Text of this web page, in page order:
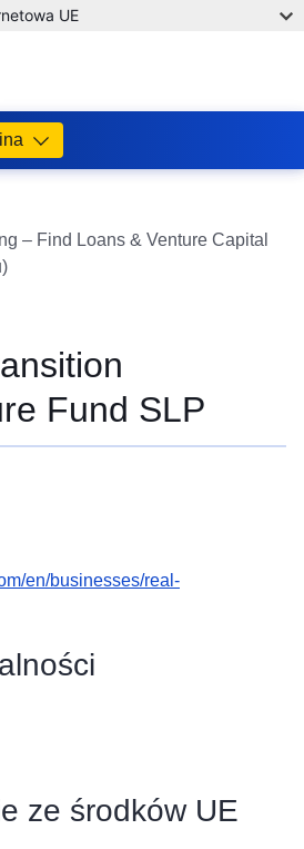
UE
Україні
з
України,
що
шукають
порятунку
Як
допомогти
Pomoc
UE
– Find Loans & Venture Capital
Fund SLP
en/businesses/real-
ze środków UE